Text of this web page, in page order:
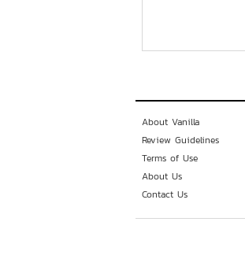
About Vanilla
Review Guidelines
Terms of Use
About Us
Contact Us